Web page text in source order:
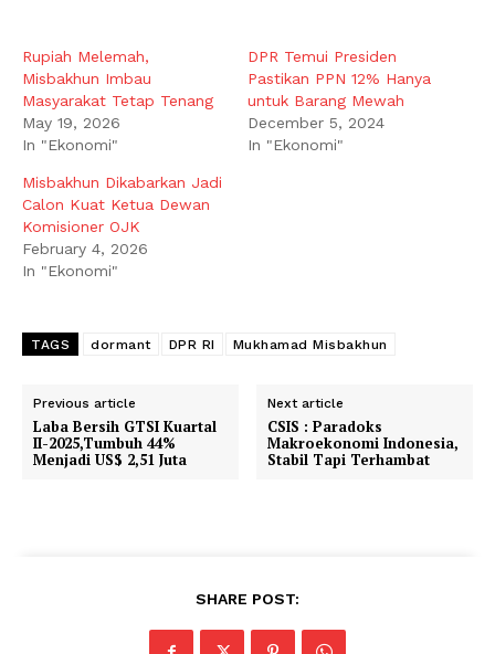
Rupiah Melemah,
Misbakhun Imbau
Masyarakat Tetap Tenang
May 19, 2026
In "Ekonomi"
DPR Temui Presiden
Pastikan PPN 12% Hanya
untuk Barang Mewah
December 5, 2024
In "Ekonomi"
Misbakhun Dikabarkan Jadi
Calon Kuat Ketua Dewan
Komisioner OJK
February 4, 2026
In "Ekonomi"
TAGS dormant DPR RI Mukhamad Misbakhun
Previous article
Laba Bersih GTSI Kuartal
II-2025,Tumbuh 44%
Menjadi US$ 2,51 Juta
Next article
CSIS : Paradoks
Makroekonomi Indonesia,
Stabil Tapi Terhambat
SHARE POST: